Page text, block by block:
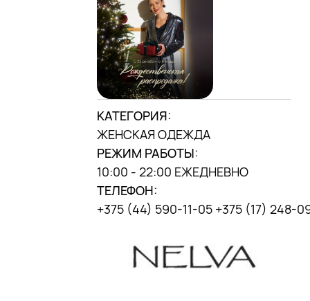
КАТЕГОРИЯ:
ЖЕНСКАЯ ОДЕЖДА
РЕЖИМ РАБОТЫ:
10:00 - 22:00 ЕЖЕДНЕВНО
ТЕЛЕФОН:
+375 (44) 590-11-05 +375 (17) 248-